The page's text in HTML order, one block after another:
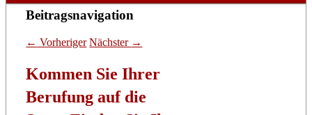
Beitragsnavigation
← Vorheriger Nächster →
Kommen Sie Ihrer
Berufung auf die